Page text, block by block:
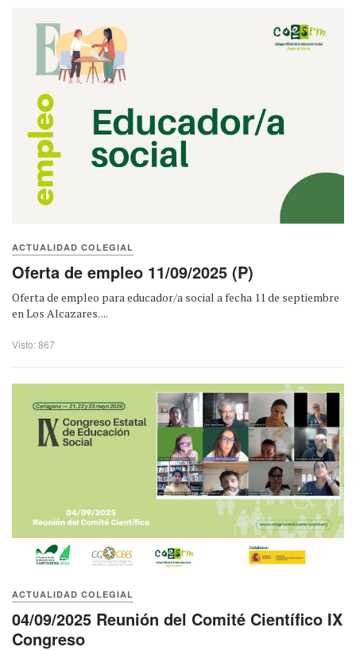
ACTUALIDAD COLEGIAL
Oferta de empleo 11/09/2025 (P)
Oferta de empleo para educador/a social a fecha 11 de septiembre
en Los Alcazares. ...
Visto: 867
ACTUALIDAD COLEGIAL
04/09/2025 Reunión del Comité Científico IX
Congreso